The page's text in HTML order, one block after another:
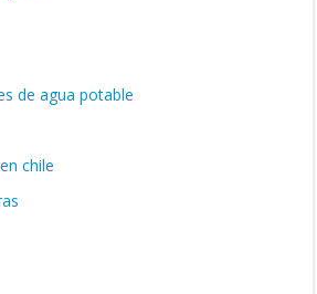
de agua potable
chile